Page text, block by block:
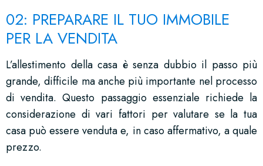
02: PREPARARE IL TUO IMMOBILE
PER LA VENDITA
L’allestimento della casa è senza dubbio il passo più
grande, difficile ma anche più importante nel processo
di vendita. Questo passaggio essenziale richiede la
considerazione di vari fattori per valutare se la tua
casa può essere venduta e, in caso affermativo, a quale
prezzo.